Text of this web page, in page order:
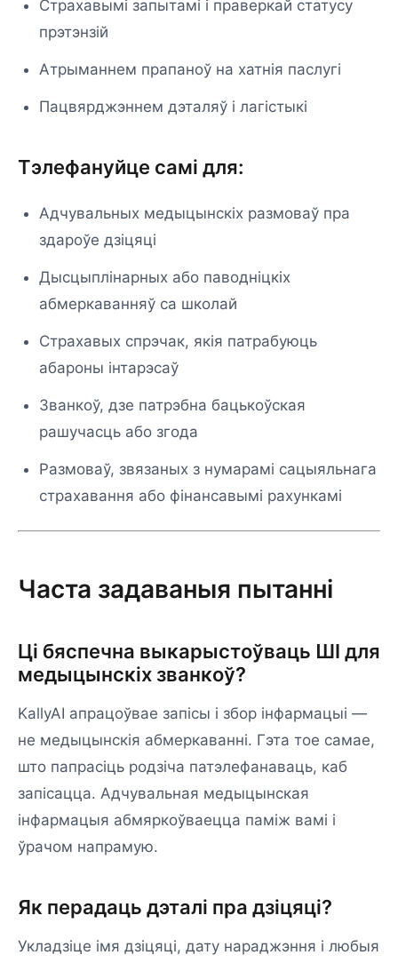
Страхавымі запытамі і праверкай статусу
прэтэнзій
Атрыманнем прапаноў на хатнія паслугі
Пацвярджэннем дэталяў і лагістыкі
Тэлефануйце самі для:
Адчувальных медыцынскіх размоваў пра
здароўе дзіцяці
Дысцыплінарных або паводніцкіх
абмеркаванняў са школай
Страхавых спрэчак, якія патрабуюць
абароны інтарэсаў
Званкоў, дзе патрэбна бацькоўская
рашучасць або згода
Размоваў, звязаных з нумарамі сацыяльнага
страхавання або фінансавымі рахункамі
Часта задаваныя пытанні
Ці бяспечна выкарыстоўваць ШІ для
медыцынскіх званкоў?
KallyAI апрацоўвае запісы і збор інфармацыі —
не медыцынскія абмеркаванні. Гэта тое самае,
што папрасіць родзіча патэлефанаваць, каб
запісацца. Адчувальная медыцынская
інфармацыя абмяркоўваецца паміж вамі і
ўрачом напрамую.
Як перадаць дэталі пра дзіцяці?
Укладзіце імя дзіцяці, дату нараджэння і любыя